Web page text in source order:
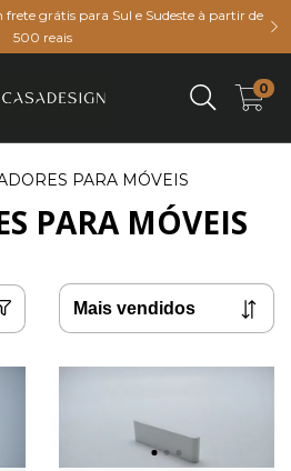
grátis para Sul e Sudeste à partir de
500 reais
0
PARA MÓVEIS
PARA MÓVEIS